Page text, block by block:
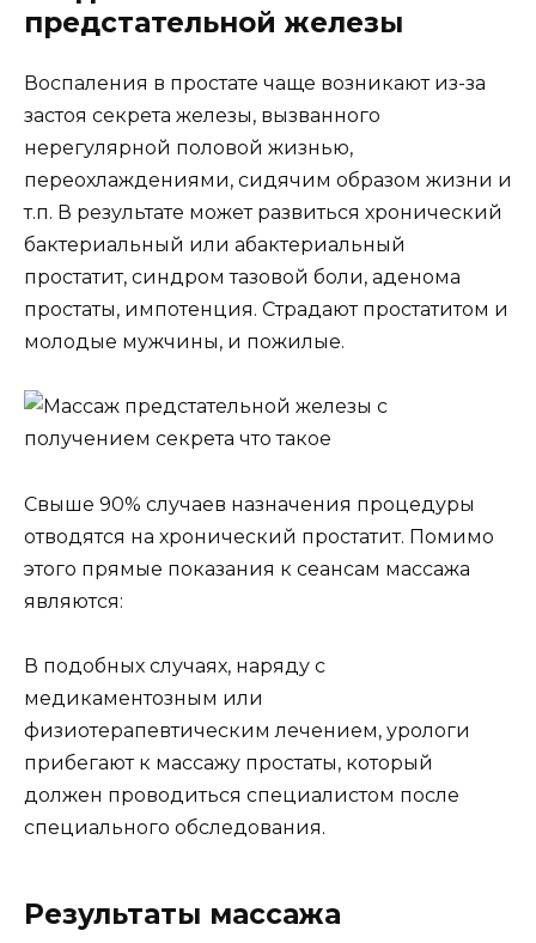
предстательной железы
Воспаления в простате чаще возникают из-за
застоя секрета железы, вызванного
нерегулярной половой жизнью,
переохлаждениями, сидячим образом жизни и
т.п. В результате может развиться хронический
бактериальный или абактериальный
простатит, синдром тазовой боли, аденома
простаты, импотенция. Страдают простатитом и
молодые мужчины, и пожилые.
Свыше 90% случаев назначения процедуры
отводятся на хронический простатит. Помимо
этого прямые показания к сеансам массажа
являются:
В подобных случаях, наряду с
медикаментозным или
физиотерапевтическим лечением, урологи
прибегают к массажу простаты, который
должен проводиться специалистом после
специального обследования.
Результаты массажа